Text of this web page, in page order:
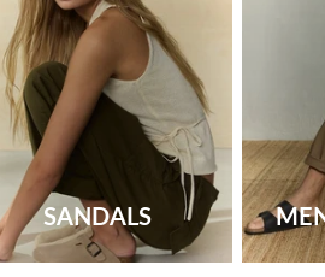
SANDALS